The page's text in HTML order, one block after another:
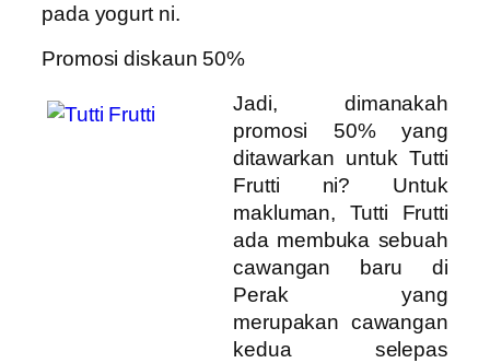
pada yogurt ni.
Promosi diskaun 50%
Jadi, dimanakah
promosi 50% yang
ditawarkan untuk Tutti
Frutti ni? Untuk
makluman, Tutti Frutti
ada membuka sebuah
cawangan baru di
Perak yang
merupakan cawangan
kedua selepas